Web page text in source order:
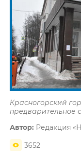
Красногорский
предварительное
Автор: Редакция
3652